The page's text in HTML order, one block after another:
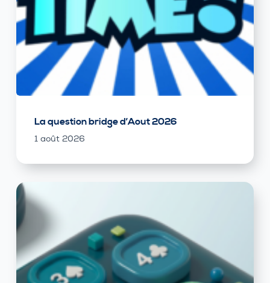
La question bridge d’Aout 2026
1 août 2026